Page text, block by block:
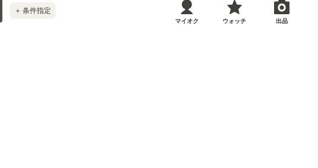
＋ 条件指定
マイオク ウォッチ 出品